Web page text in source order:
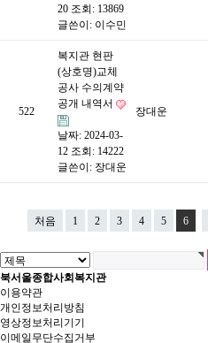
20 조회: 13869
글쓴이: 이수민
522
복지관 현판
(상호명)교체
공사 수의계약
공개 내역서
날짜: 2024-03-
12 조회: 14222
글쓴이: 장대운
장대운
처음 1 2 3 4 5 6
북서울종합사회복지관
이용약관
개인정보처리방침
영상정보처리기기
이메일무단수집거부